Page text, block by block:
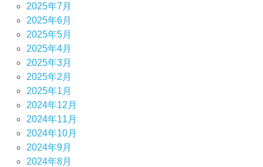
2025年7月
2025年6月
2025年5月
2025年4月
2025年3月
2025年2月
2025年1月
2024年12月
2024年11月
2024年10月
2024年9月
2024年8月